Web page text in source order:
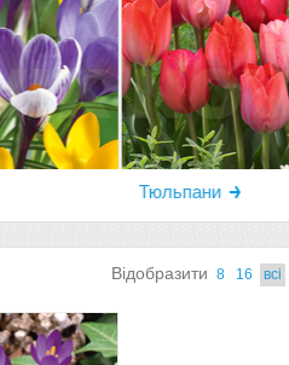
Тюльпани
Вiдобразити 8 16 всi